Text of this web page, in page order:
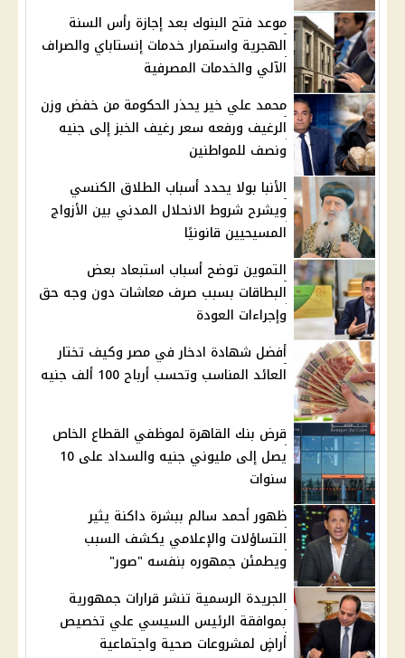
موعد فتح البنوك بعد إجازة رأس السنة
الهجرية واستمرار خدمات إنستاباي والصراف
الآلي والخدمات المصرفية
محمد علي خير يحذر الحكومة من خفض وزن
الرغيف ورفعه سعر رغيف الخبز إلى جنيه
ونصف للمواطنين
الأنبا بولا يحدد أسباب الطلاق الكنسي
ويشرح شروط الانحلال المدني بين الأزواج
المسيحيين قانونيًا
التموين توضح أسباب استبعاد بعض
البطاقات بسبب صرف معاشات دون وجه حق
وإجراءات العودة
أفضل شهادة ادخار في مصر وكيف تختار
العائد المناسب وتحسب أرباح 100 ألف جنيه
قرض بنك القاهرة لموظفي القطاع الخاص
يصل إلى مليوني جنيه والسداد على 10
سنوات
ظهور أحمد سالم ببشرة داكنة يثير
التساؤلات والإعلامي يكشف السبب
ويطمئن جمهوره بنفسه "صور"
الجريدة الرسمية تنشر قرارات جمهورية
بموافقة الرئيس السيسي علي تخصيص
أراضٍ لمشروعات صحية واجتماعية